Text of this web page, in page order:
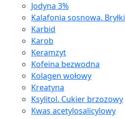
Jodyna 3%
Kalafonia sosnowa. Bryłki
Karbid
Karob
Keramzyt
Kofeina bezwodna
Kolagen wołowy
Kreatyna
Ksylitol. Cukier brzozowy
Kwas acetylosalicylowy